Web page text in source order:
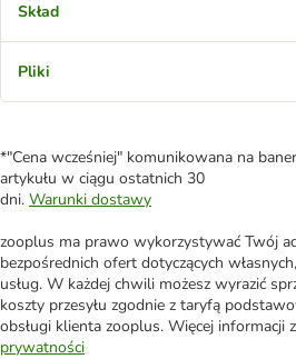
Skład
Pliki
*"Cena wcześniej" komunikowana na
artykułu w ciągu ostatnich 30
dni. Warunki dostawy
zooplus ma prawo wykorzystywać Twój
bezpośrednich ofert dotyczących
usług. W każdej chwili możesz wyrazić
koszty przesyłu zgodnie z taryfą
obsługi klienta zooplus. Więcej informacji
prywatności